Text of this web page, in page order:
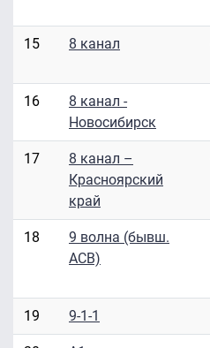
15 8 канал
16
8 канал -
Новосибирск
17
8 канал –
Красноярский
край
18
9 волна (бывш.
АСВ)
19 9-1-1